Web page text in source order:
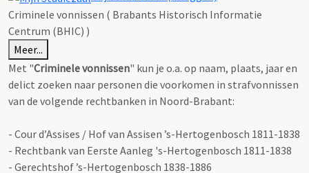
Criminele vonnissen ( Brabants Historisch Informatie
Centrum (BHIC) )
Meer...
Met "Criminele vonnissen" kun je o.a. op naam, plaats, jaar en
delict zoeken naar personen die voorkomen in strafvonnissen
van de volgende rechtbanken in Noord-Brabant:
- Cour d’Assises / Hof van Assisen ’s-Hertogenbosch 1811-1838
- Rechtbank van Eerste Aanleg 's-Hertogenbosch 1811-1838
- Gerechtshof ’s-Hertogenbosch 1838-1886